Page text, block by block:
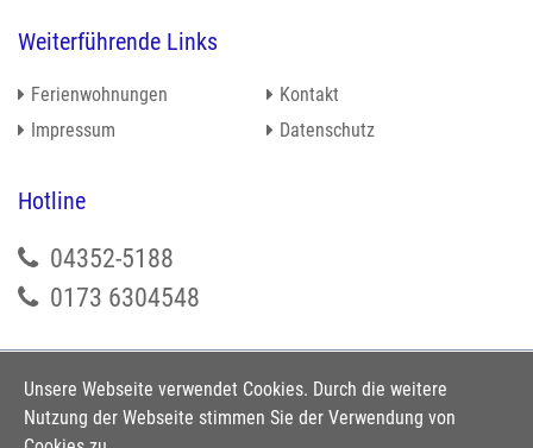
Unsere Webseite verwendet Cookies. Durch die weitere
Nutzung der Webseite stimmen Sie der Verwendung von
Weiterführende Links
Ferienwohnungen
Kontakt
Impressum
Datenschutz
Hotline
04352-5188
0173 6304548